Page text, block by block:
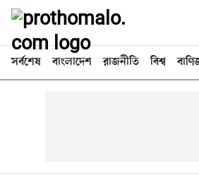
সর্বশেষ বাংলাদেশ রাজনীতি বিশ্ব